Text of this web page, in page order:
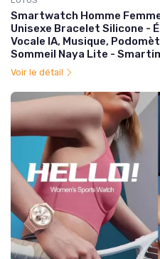
Smartwatch Homme
Unisexe Bracelet Silicone -
Vocale IA, Musique,
Sommeil Naya Lite -
Voir le détail